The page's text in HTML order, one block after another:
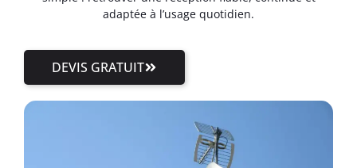
adaptée à l’usage quotidien.
DEVIS GRATUIT